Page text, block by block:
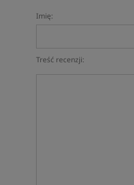
Imię:
Treść recenzji: